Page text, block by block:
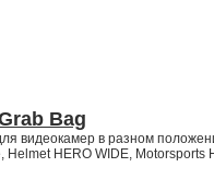
Bag
видеокамер в разном
Helmet HERO WIDE, Motorsports